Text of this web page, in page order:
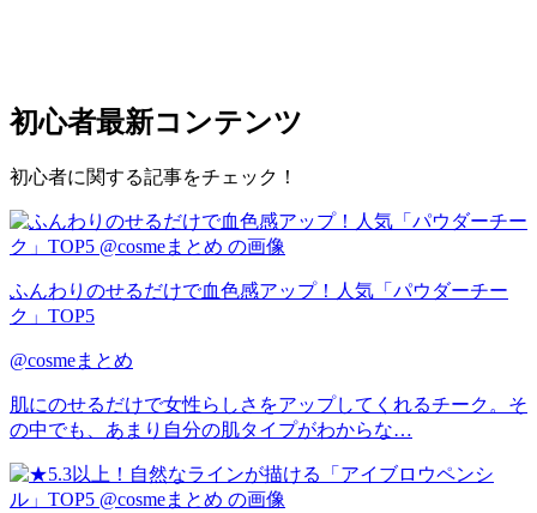
初心者最新コンテンツ
初心者に関する記事をチェック！
ふんわりのせるだけで血色感アップ！人気「パウダーチー
ク」TOP5
@cosmeまとめ
肌にのせるだけで女性らしさをアップしてくれるチーク。そ
の中でも、あまり自分の肌タイプがわからな…